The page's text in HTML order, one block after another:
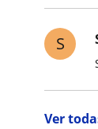
S
Ver